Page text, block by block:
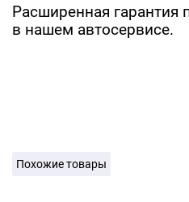
Расширенная гарантия
в нашем автосервисе.
Похожие товары